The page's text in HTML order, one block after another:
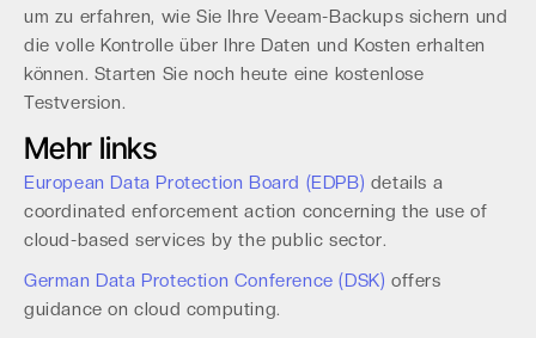
um zu erfahren, wie Sie Ihre Veeam-Backups sichern und
die volle Kontrolle über Ihre Daten und Kosten erhalten
können. Starten Sie noch heute eine kostenlose
Testversion.
Mehr links
European Data Protection Board (EDPB) details a
coordinated enforcement action concerning the use of
cloud-based services by the public sector.
German Data Protection Conference (DSK) offers
guidance on cloud computing.